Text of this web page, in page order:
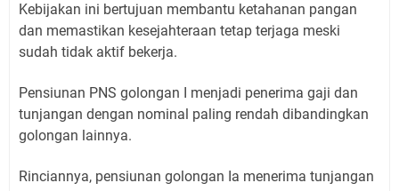
Kebijakan ini bertujuan membantu ketahanan pangan
dan memastikan kesejahteraan tetap terjaga meski
sudah tidak aktif bekerja.
Pensiunan PNS golongan I menjadi penerima gaji dan
tunjangan dengan nominal paling rendah dibandingkan
golongan lainnya.
Rinciannya, pensiunan golongan Ia menerima tunjangan